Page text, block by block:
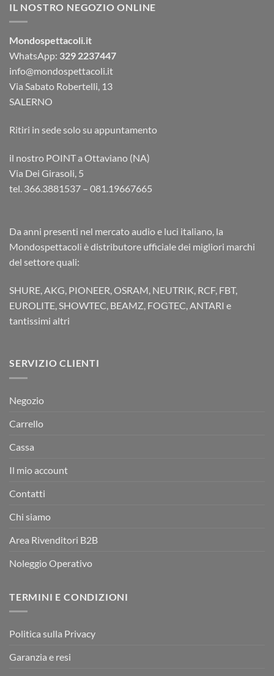
IL NOSTRO NEGOZIO ONLINE
Mondospettacoli.it
WhatsApp: 329 2237447
info@mondospettacoli.it
Via Sabato Robertelli, 13
SALERNO
Ritiri in sede solo su appuntamento
il nostro POINT a Ottaviano (NA)
Via Dei Girasoli, 5
tel. 366.3881537 – 081.19667665
Da anni presenti nel mercato audio e luci italiano, la
Mondospettacoli è distributore ufficiale dei migliori marchi
del settore quali:
SHURE, AKG, PIONEER, OSRAM, NEUTRIK, RCF, FBT,
EUROLITE, SHOWTEC, BEAMZ, FOGTEC, ANTARI e
tantissimi altri
SERVIZIO CLIENTI
Negozio
Carrello
Cassa
Il mio account
Contatti
Chi siamo
Area Rivenditori B2B
Noleggio Operativo
TERMINI E CONDIZIONI
Politica sulla Privacy
Garanzia e resi